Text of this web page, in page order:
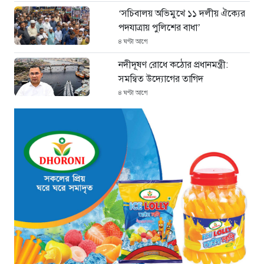
‘সচিবালয় অভিমুখে ১১ দলীয় ঐক্যের
পদযাত্রায় পুলিশের বাধা’
৪ ঘণ্টা আগে
নদীদূষণ রোধে কঠোর প্রধানমন্ত্রী:
সমন্বিত উদ্যোগের তাগিদ
৪ ঘণ্টা আগে
দেশ ছাড়ার পর হাসিনা পরিবারের
সদস্যরা এখন কোথায়?
৫ ঘণ্টা আগে
ইরান সংকটে ইতিবাচক মোড়:
বিশ্ববাজারে কমল জ্বালানি তেলের দাম
১ দিন আগে
নারায়ণগঞ্জ তোলারাম কলেজে
ছাত্রদল-শিবির সংঘর্ষ, ক্যাম্পাসে
উত্তেজনা
১ দিন আগে